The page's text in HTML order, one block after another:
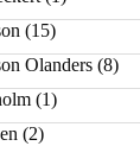
(15)
Olanders (8)
(1)
(2)